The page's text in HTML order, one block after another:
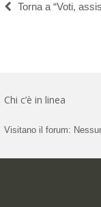
Torna a “Voti,
Chi c’è in linea
Visitano il forum: